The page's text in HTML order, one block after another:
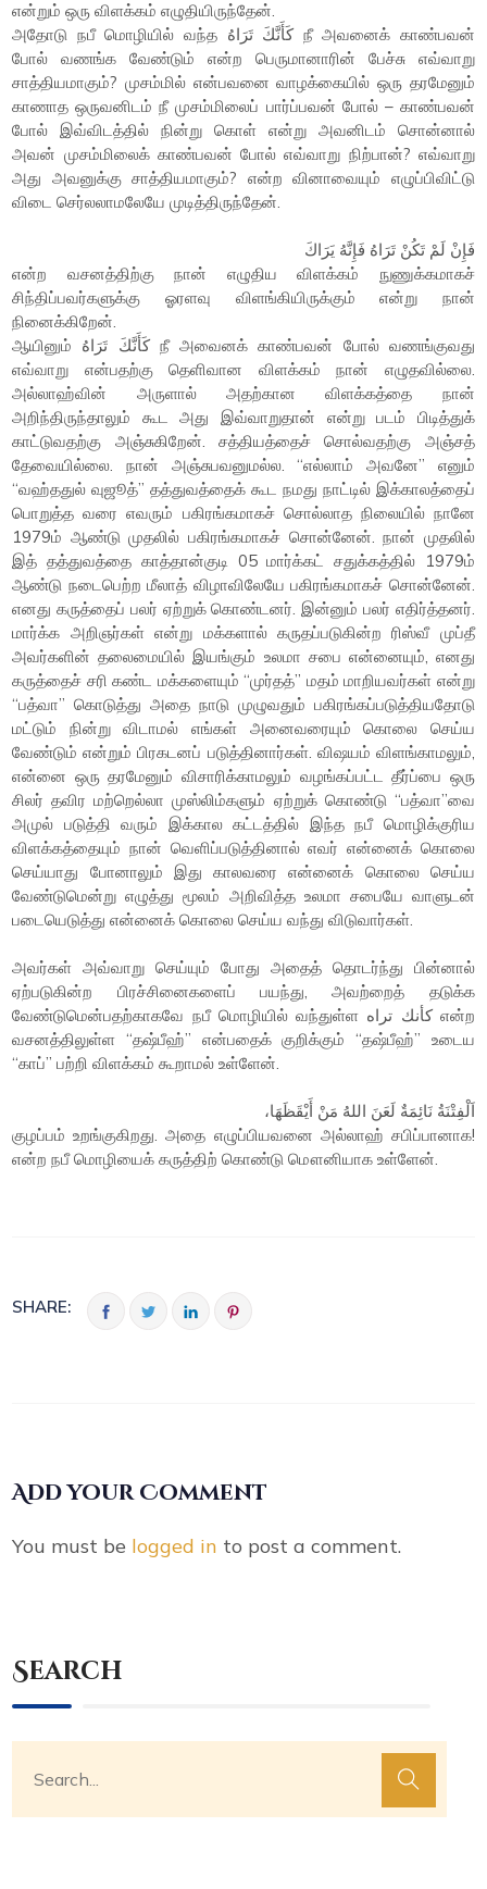
என்றும் ஒரு விளக்கம் எழுதியிருந்தேன்.
அதோடு நபீ மொழியில் வந்த كَأَنَّكَ تَرَاهُ நீ அவனைக் காண்பவன்
போல் வணங்க வேண்டும் என்ற பெருமானாரின் பேச்சு எவ்வாறு
சாத்தியமாகும்? முசம்மில் என்பவனை வாழக்கையில் ஒரு தரமேனும்
காணாத ஒருவனிடம் நீ முசம்மிலைப் பார்ப்பவன் போல் – காண்பவன்
போல் இவ்விடத்தில் நின்று கொள் என்று அவனிடம் சொன்னால்
அவன் முசம்மிலைக் காண்பவன் போல் எவ்வாறு நிற்பான்? எவ்வாறு
அது அவனுக்கு சாத்தியமாகும்? என்ற வினாவையும் எழுப்பிவிட்டு
விடை செர்லலாமலேயே முடித்திருந்தேன்.
فَإِنْ لَمْ تَكُنْ تَرَاهُ فَإِنَّهُ يَرَاكَ
என்ற வசனத்திற்கு நான் எழுதிய விளக்கம் நுணுக்கமாகச்
சிந்திப்பவர்களுக்கு ஓரளவு விளங்கியிருக்கும் என்று நான்
நினைக்கிறேன்.
ஆயினும் كَأَنَّكَ تَرَاهُ நீ அவைனக் காண்பவன் போல் வணங்குவது
எவ்வாறு என்பதற்கு தெளிவான விளக்கம் நான் எழுதவில்லை.
அல்லாஹ்வின் அருளால் அதற்கான விளக்கத்தை நான்
அறிந்திருந்தாலும் கூட அது இவ்வாறுதான் என்று படம் பிடித்துக்
காட்டுவதற்கு அஞ்சுகிறேன். சத்தியத்தைச் சொல்வதற்கு அஞ்சத்
தேவையில்லை. நான் அஞ்சுபவனுமல்ல. “எல்லாம் அவனே” எனும்
“வஹ்ததுல் வுஜூத்” தத்துவத்தைக் கூட நமது நாட்டில் இக்காலத்தைப்
பொறுத்த வரை எவரும் பகிரங்கமாகச் சொல்லாத நிலையில் நானே
1979ம் ஆண்டு முதலில் பகிரங்கமாகச் சொன்னேன். நான் முதலில்
இத் தத்துவத்தை காத்தான்குடி 05 மார்க்கட் சதுக்கத்தில் 1979ம்
ஆண்டு நடைபெற்ற மீலாத் விழாவிலேயே பகிரங்கமாகச் சொன்னேன்.
எனது கருத்தைப் பலர் ஏற்றுக் கொண்டனர். இன்னும் பலர் எதிர்த்தனர்.
மார்க்க அறிஞர்கள் என்று மக்களால் கருதப்படுகின்ற ரிஸ்வீ முப்தீ
அவர்களின் தலைமையில் இயங்கும் உலமா சபை என்னையும், எனது
கருத்தைச் சரி கண்ட மக்களையும் “முர்தத்” மதம் மாறியவர்கள் என்று
“பத்வா” கொடுத்து அதை நாடு முழுவதும் பகிரங்கப்படுத்தியதோடு
மட்டும் நின்று விடாமல் எங்கள் அனைவரையும் கொலை செய்ய
வேண்டும் என்றும் பிரகடனப் படுத்தினார்கள். விஷயம் விளங்காமலும்,
என்னை ஒரு தரமேனும் விசாரிக்காமலும் வழங்கப்பட்ட தீர்ப்பை ஒரு
சிலர் தவிர மற்றெல்லா முஸ்லிம்களும் ஏற்றுக் கொண்டு “பத்வா”வை
அமுல் படுத்தி வரும் இக்கால கட்டத்தில் இந்த நபீ மொழிக்குரிய
விளக்கத்தையும் நான் வெளிப்படுத்தினால் எவர் என்னைக் கொலை
செய்யாது போனாலும் இது காலவரை என்னைக் கொலை செய்ய
வேண்டுமென்று எழுத்து மூலம் அறிவித்த உலமா சபையே வாளுடன்
படையெடுத்து என்னைக் கொலை செய்ய வந்து விடுவார்கள்.
அவர்கள் அவ்வாறு செய்யும் போது அதைத் தொடர்ந்து பின்னால்
ஏற்படுகின்ற பிரச்சினைகளைப் பயந்து, அவற்றைத் தடுக்க
வேண்டுமென்பதற்காகவே நபீ மொழியில் வந்துள்ள كأنك تراه என்ற
வசனத்திலுள்ள “தஷ்பீஹ்” என்பதைக் குறிக்கும் “தஷ்பீஹ்” உடைய
“காப்” பற்றி விளக்கம் கூறாமல் உள்ளேன்.
اَلْفِتْنَةُ نَائِمَةٌ لَعَنَ اللهُ مَنْ أَيْقَظَهَا،
குழப்பம் உறங்குகிறது. அதை எழுப்பியவனை அல்லாஹ் சபிப்பானாக!
என்ற நபீ மொழியைக் கருத்திற் கொண்டு மௌனியாக உள்ளேன்.
SHARE:
Add your Comment
You must be logged in to post a comment.
Search